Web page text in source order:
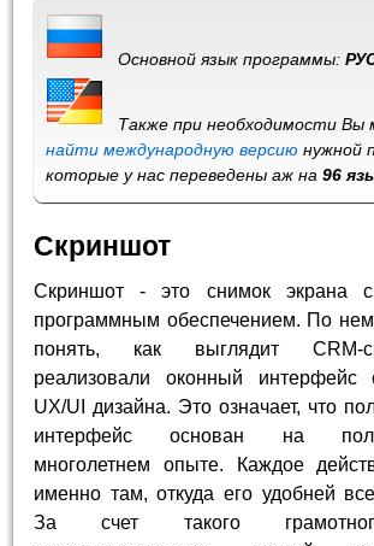
Основной язык программы:
Также при необходимости Вы
найти международную версию нужной
которые у нас переведены аж на96
Скриншот
Скриншот - это снимок экрана
программным обеспечением. По
понять, как выглядит CRM-
реализовали оконный интерфейс
UX/UI дизайна. Это означает, что
интерфейс основан на
многолетнем опыте. Каждое
именно там, откуда его удобней
За счет такого